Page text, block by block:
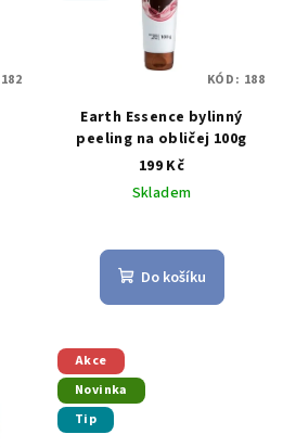
182
Earth Essence bylinný
peeling na obličej 100g
199 Kč
Skladem
Do košíku
KÓD: 188
Akce
Novinka
Tip